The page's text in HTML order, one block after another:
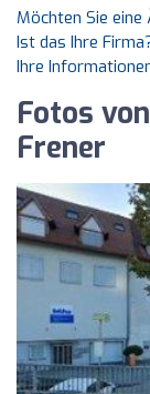
Möchten Sie
Ist das Ihre
Ihre
Fotos
Frener